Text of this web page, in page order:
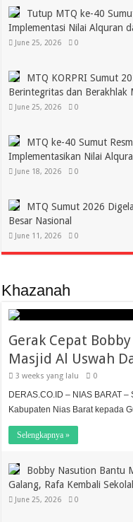
Tutup MTQ ke-40
Implementasi Nilai Alquran
June 25, 2026 0
MTQ KORPRI Sumut
Berintegritas dan Berakhlak
June 25, 2026 0
MTQ ke-40 Sumut
Implementasikan Nilai
June 18, 2026 0
MTQ Sumut 2026
Besar Nasional
June 11, 2026 0
Khazanah
Gerak Cepat
Masjid Al Uswah
3 weeks yang lalu 0
DERAS.CO.ID – NIAS BARAT
Kabupaten Nias Barat kepada
Selengkapnya »
Bobby Nasution Bantu
Galang, Rafa Kembali
June 25, 2026 0